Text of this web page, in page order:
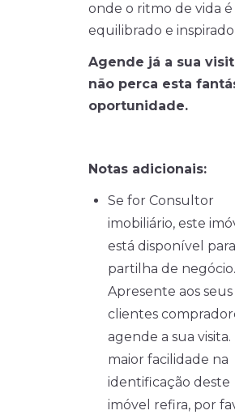
onde o ritmo de vida é
equilibrado e
Agende já a sua
não perca esta
oportunidade.
Notas adicionais:
Se for Consultor
imobiliário, este
está disponível para
partilha de negócio.
Apresente aos seus
clientes
agende a sua visita.
maior facilidade na
identificação deste
imóvel refira, por